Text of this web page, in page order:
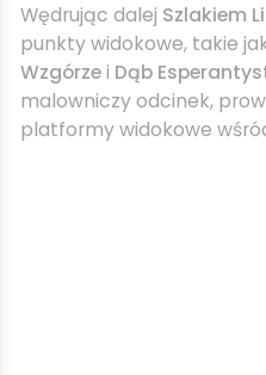
Wędrując dalej Szlakiem
punkty widokowe, takie
Wzgórzei Dąb
malowniczy odcinek,
platformy widokowe